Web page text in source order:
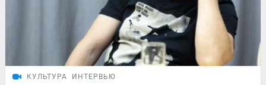
КУЛЬТУРА ИНТЕРВЬЮ